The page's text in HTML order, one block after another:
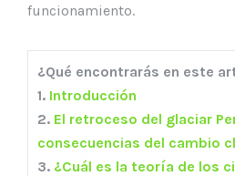
funcionamiento.
¿Qué encontrarás en este
1. Introducción
2. El retroceso del glaciar
consecuencias del cambio
3. ¿Cuál es la teoría de los